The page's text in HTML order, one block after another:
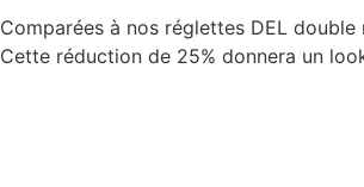
Comparées à nos réglettes DEL
Cette réduction de 25% donnera un